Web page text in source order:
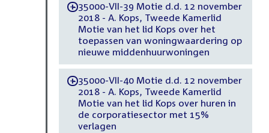
-35000-VII-39 Motie d.d. 12 november
2018 - A. Kops, Tweede Kamerlid
Motie van het lid Kops over het
toepassen van woningwaardering op
nieuwe middenhuurwoningen
-35000-VII-40 Motie d.d. 12 november
2018 - A. Kops, Tweede Kamerlid
Motie van het lid Kops over huren in
de corporatiesector met 15%
verlagen